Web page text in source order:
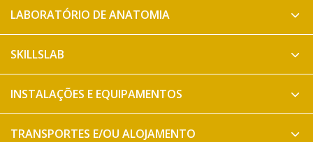
LABORATÓRIO DE ANATOMIA
SKILLSLAB
INSTALAÇÕES E EQUIPAMENTOS
TRANSPORTES E/OU ALOJAMENTO